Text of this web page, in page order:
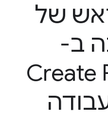
של
ב-
Create